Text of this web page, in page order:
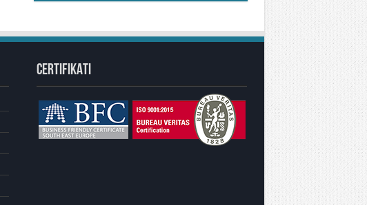
CERTIFIKATI